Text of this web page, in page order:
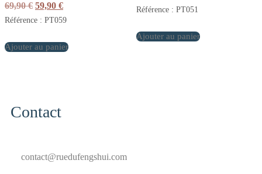
69,90€ Le
prix
69,90 €.
59,90 €Le
prix
59,90 €.
Référence : PT059
Ajouter au panier
Référence : PT051
Ajouter au panier
Contact
contact@ruedufengshui.com